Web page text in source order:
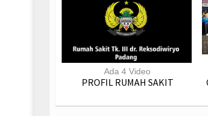
Ada 4 Video
PROFIL RUMAH SAKIT